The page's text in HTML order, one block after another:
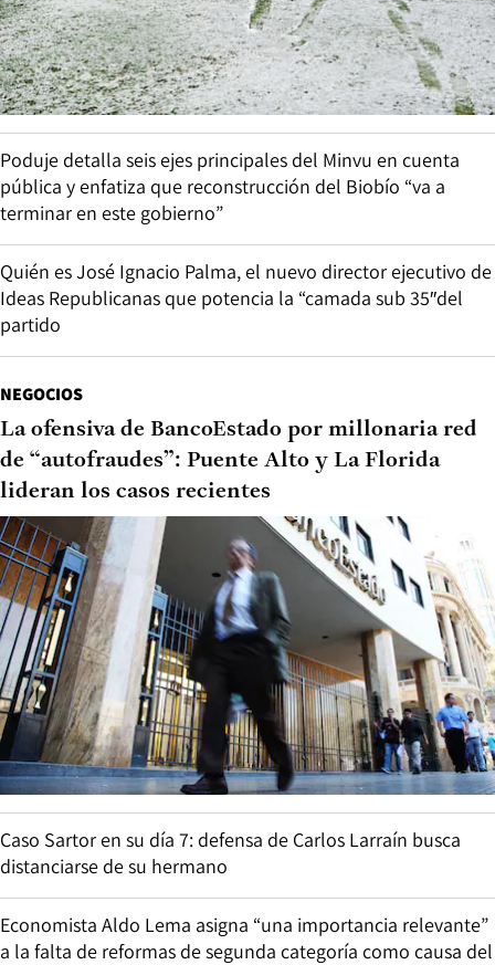
Poduje detalla seis ejes principales del Minvu en cuenta
pública y enfatiza que reconstrucción del Biobío “va a
terminar en este gobierno”
Quién es José Ignacio Palma, el nuevo director ejecutivo de
Ideas Republicanas que potencia la “camada sub 35″del
partido
NEGOCIOS
La ofensiva de BancoEstado por millonaria red
de “autofraudes”: Puente Alto y La Florida
lideran los casos recientes
Caso Sartor en su día 7: defensa de Carlos Larraín busca
distanciarse de su hermano
Economista Aldo Lema asigna “una importancia relevante”
a la falta de reformas de segunda categoría como causa del